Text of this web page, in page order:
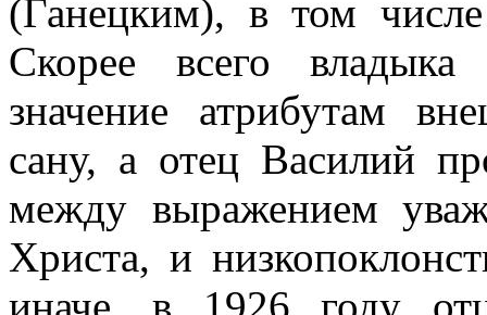
(Ганецким), в том
Скорее всего
значение атрибутам
сану, а отец Василий
между выражением
Христа, и